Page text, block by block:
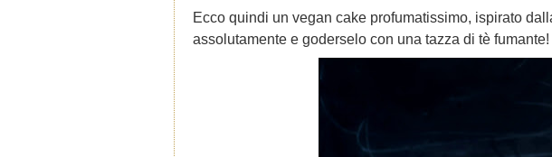
Ecco quindi un vegan cake profumatissimo, ispirato
assolutamente e goderselo con una tazza di tè fumante!